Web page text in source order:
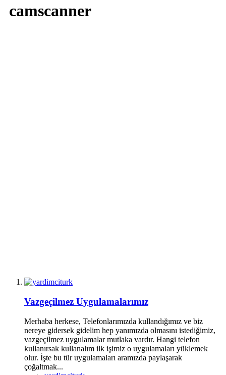
camscanner
Vazgeçilmez Uygulamalarımız
Merhaba herkese, Telefonlarımızda kullandığımız ve biz
nereye gidersek gidelim hep yanımızda olmasını istediğimiz,
vazgeçilmez uygulamalar mutlaka vardır. Hangi telefon
kullanırsak kullanalım ilk işimiz o uygulamaları yüklemek
olur. İşte bu tür uygulamaları aramızda paylaşarak
çoğaltmak...